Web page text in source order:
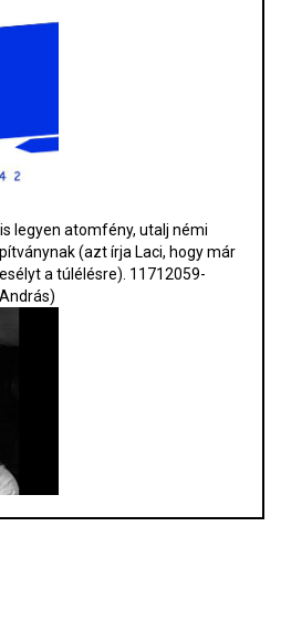
legyen atomfény, utalj némi
(azt írja Laci, hogy már
a túlélésre). 11712059-